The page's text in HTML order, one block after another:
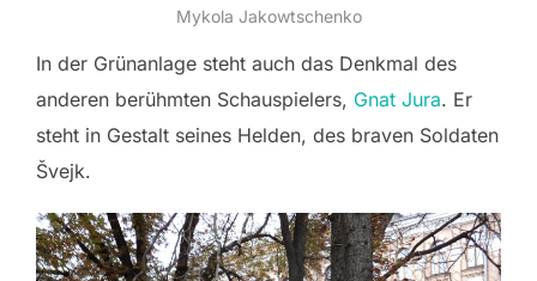
Mykola Jakowtschenko
In der Grünanlage steht auch das Denkmal des
anderen berühmten Schauspielers, Gnat Jura. Er
steht in Gestalt seines Helden, des braven Soldaten
Švejk.